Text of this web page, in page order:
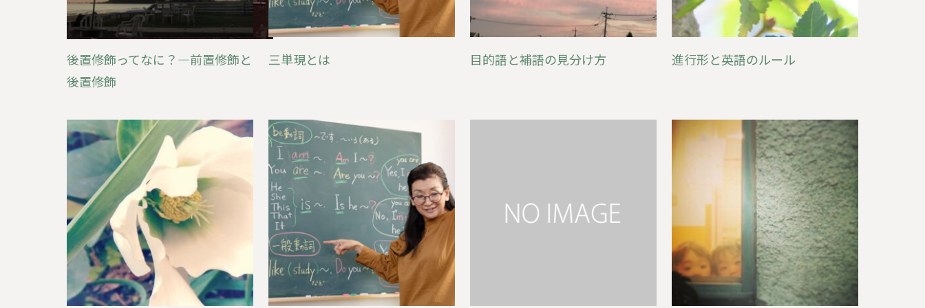
後置修飾ってなに？―前置修飾と
後置修飾
三単現とは 目的語と補語の見分け方 進行形と英語のルール